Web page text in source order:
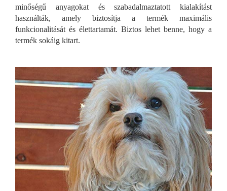
minőségű anyagokat és szabadalmaztatott kialakítást
használták, amely biztosítja a termék maximális
funkcionalitását és élettartamát. Biztos lehet benne, hogy a
termék sokáig kitart.